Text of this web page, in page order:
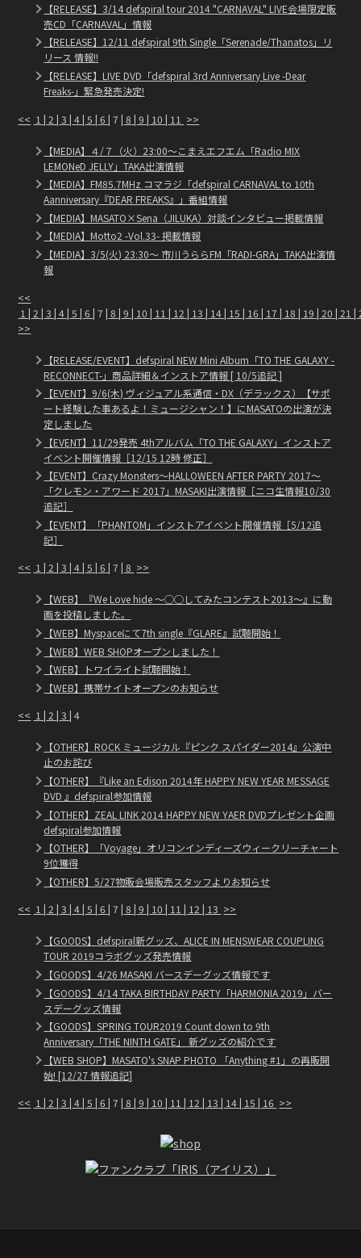
【RELEASE】3/14 defspiral tour 2014 "CARNAVAL" LIVE会場限定販
売CD「CARNAVAL」情報
【RELEASE】12/11 defspiral 9th Single「Serenade/Thanatos」リ
リース 情報!!
【RELEASE】LIVE DVD「defspiral 3rd Anniversary Live -Dear
Freaks-」緊急発売決定!
<< 1| 2| 3| 4| 5| 6| 7 | 8| 9| 10| 11 >>
【MEDIA】４/７（火）23:00〜こまえエフエム「Radio MIX
LEMONeD JELLY」TAKA出演情報
【MEDIA】FM85.7MHz コマラジ「defspiral CARNAVAL to 10th
Aanniversary『DEAR FREAKS』」番組情報
【MEDIA】MASATO×Sena（JILUKA）対談インタビュー掲載情報
【MEDIA】Motto2 -Vol.33- 掲載情報
【MEDIA】3/5(火) 23:30〜 市川うららFM「RADI-GRA」TAKA出演情
報
<<
1| 2| 3| 4| 5| 6| 7 | 8| 9| 10| 11| 12| 13| 14| 15| 16| 17| 18| 19| 20| 21|
>>
【RELEASE/EVENT】defspiral NEW Mini Album「TO THE GALAXY -
RECONNECT-」商品詳細＆インストア情報 [ 10/5追記 ]
【EVENT】9/6(木) ヴィジュアル系通信・DX（デラックス）【サポ
ート経験した事あるよ！ミュージシャン！】にMASATOの出演が決
定しました
【EVENT】11/29発売 4thアルバム「TO THE GALAXY」インストア
イベント開催情報［12/15 12時 修正］
【EVENT】Crazy Monsters～HALLOWEEN AFTER PARTY 2017～
「クレモン・アワード 2017」MASAKI出演情報［ニコ生情報10/30
追記］
【EVENT】「PHANTOM」インストアイベント開催情報［5/12追
記］
<< 1 2 3 4 5 6 | 7 | 8 >>
【WEB】『We Love hide 〜◯◯してみたコンテスト2013〜』に動
画を投稿しました。
【WEB】Myspaceにて7th single『GLARE』試聴開始！
【WEB】WEB SHOPオープンしました！
【WEB】トワイライト試聴開始！
【WEB】携帯サイトオープンのお知らせ
<< 1| 2| 3| 4
【OTHER】ROCK ミュージカル『ピンク スパイダー2014』公演中
止のお詫び
【OTHER】『Like an Edison 2014年 HAPPY NEW YEAR MESSAGE
DVD 』defspiral参加情報
【OTHER】ZEAL LINK 2014 HAPPY NEW YAER DVDプレゼント企画
defspiral参加情報
【OTHER】「Voyage」オリコンインディーズウィークリーチャート
9位獲得
【OTHER】5/27物販会場販売スタッフよりお知らせ
<< 1| 2| 3| 4| 5| 6| 7 | 8| 9| 10| 11| 12| 13 >>
【GOODS】defspiral新グッズ、ALICE IN MENSWEAR COUPLING
TOUR 2019コラボグッズ発売情報
【GOODS】4/26 MASAKI バースデーグッズ情報です
【GOODS】4/14 TAKA BIRTHDAY PARTY「HARMONIA 2019」バー
スデーグッズ情報
【GOODS】SPRING TOUR2019 Count down to 9th
Anniversary「THE NINTH GATE」 新グッズの紹介です
【WEB SHOP】MASATO's SNAP PHOTO 「Anything #1」の再販開
始! [12/27 情報追記]
<< 1| 2| 3| 4| 5| 6| 7 | 8| 9| 10| 11| 12| 13| 14| 15| 16 >>